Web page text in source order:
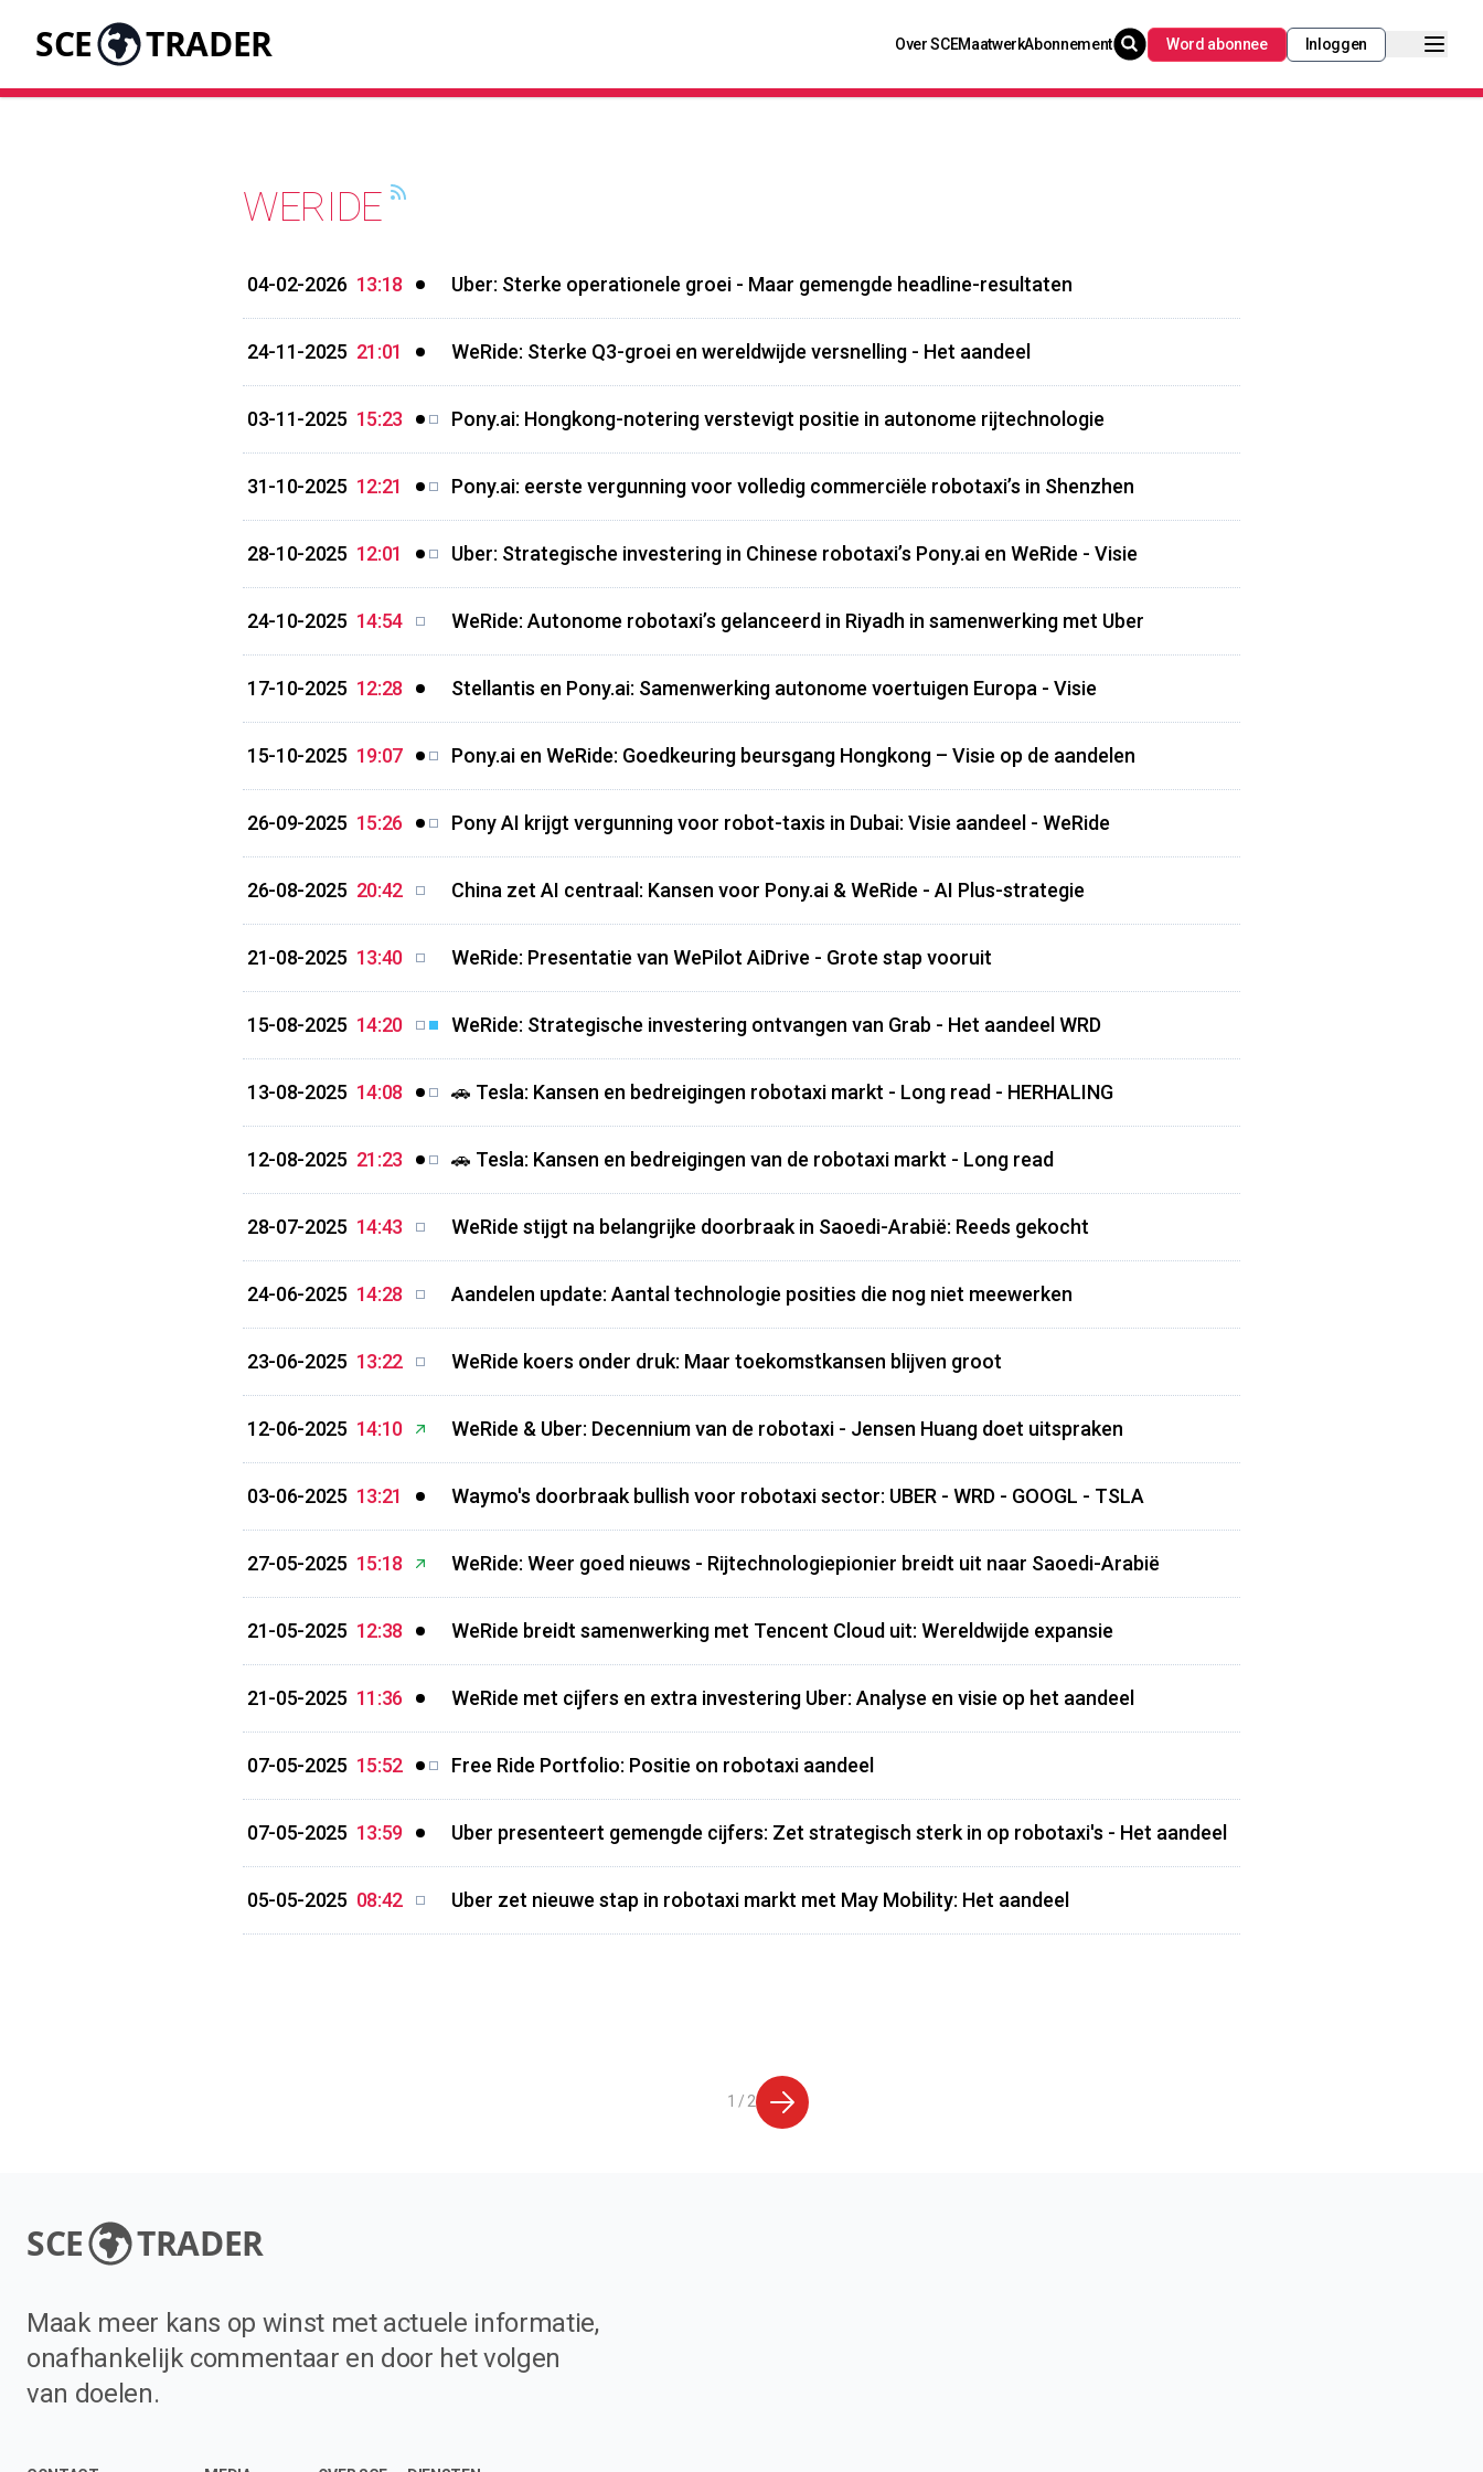
SCE TRADER Over SCEMaatwerkAbonnement Word abonnee Inloggen
WERIDE
04-02-2026 13:18 Uber: Sterke operationele groei - Maar gemengde headline-resultaten
24-11-2025 21:01 WeRide: Sterke Q3-groei en wereldwijde versnelling - Het aandeel
03-11-2025 15:23 Pony.ai: Hongkong-notering verstevigt positie in autonome rijtechnologie
31-10-2025 12:21 Pony.ai: eerste vergunning voor volledig commerciële robotaxi’s in Shenzhen
28-10-2025 12:01 Uber: Strategische investering in Chinese robotaxi’s Pony.ai en WeRide - Visie
24-10-2025 14:54 WeRide: Autonome robotaxi’s gelanceerd in Riyadh in samenwerking met Uber
17-10-2025 12:28 Stellantis en Pony.ai: Samenwerking autonome voertuigen Europa - Visie
15-10-2025 19:07 Pony.ai en WeRide: Goedkeuring beursgang Hongkong – Visie op de aandelen
26-09-2025 15:26 Pony AI krijgt vergunning voor robot-taxis in Dubai: Visie aandeel - WeRide
26-08-2025 20:42 China zet AI centraal: Kansen voor Pony.ai & WeRide - AI Plus-strategie
21-08-2025 13:40 WeRide: Presentatie van WePilot AiDrive - Grote stap vooruit
15-08-2025 14:20 WeRide: Strategische investering ontvangen van Grab - Het aandeel WRD
13-08-2025 14:08 🚗 Tesla: Kansen en bedreigingen robotaxi markt - Long read - HERHALING
12-08-2025 21:23 🚗 Tesla: Kansen en bedreigingen van de robotaxi markt - Long read
28-07-2025 14:43 WeRide stijgt na belangrijke doorbraak in Saoedi-Arabië: Reeds gekocht
24-06-2025 14:28 Aandelen update: Aantal technologie posities die nog niet meewerken
23-06-2025 13:22 WeRide koers onder druk: Maar toekomstkansen blijven groot
12-06-2025 14:10 WeRide & Uber: Decennium van de robotaxi - Jensen Huang doet uitspraken
03-06-2025 13:21 Waymo's doorbraak bullish voor robotaxi sector: UBER - WRD - GOOGL - TSLA
27-05-2025 15:18 WeRide: Weer goed nieuws - Rijtechnologiepionier breidt uit naar Saoedi-Arabië
21-05-2025 12:38 WeRide breidt samenwerking met Tencent Cloud uit: Wereldwijde expansie
21-05-2025 11:36 WeRide met cijfers en extra investering Uber: Analyse en visie op het aandeel
07-05-2025 15:52 Free Ride Portfolio: Positie on robotaxi aandeel
07-05-2025 13:59 Uber presenteert gemengde cijfers: Zet strategisch sterk in op robotaxi's - Het aandeel
05-05-2025 08:42 Uber zet nieuwe stap in robotaxi markt met May Mobility: Het aandeel
1 / 2
SCE TRADER
Maak meer kans op winst met actuele informatie,
onafhankelijk commentaar en door het volgen
van doelen.